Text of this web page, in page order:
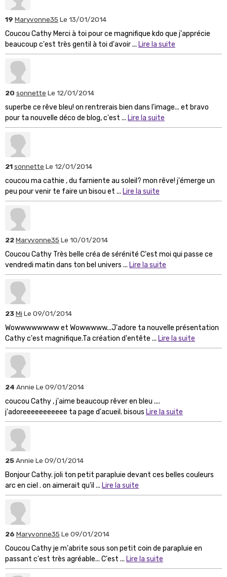
19 Maryvonne35 Le 13/01/2014
Coucou Cathy Merci à toi pour ce magnifique kdo que j'apprécie
beaucoup c'est très gentil à toi d'avoir ... Lire la suite
20 sonnette Le 12/01/2014
superbe ce rêve bleu! on rentrerais bien dans l'image... et bravo
pour ta nouvelle déco de blog, c'est ... Lire la suite
21sonnette Le 12/01/2014
coucou ma cathie , du farniente au soleil? mon rêve! j'émerge un
peu pour venir te faire un bisou et ... Lire la suite
22Maryvonne35 Le 10/01/2014
Coucou Cathy Très belle créa de sérénité C'est moi qui passe ce
vendredi matin dans ton bel univers ... Lire la suite
23Mi Le 09/01/2014
Wowwwwwwww et Wowwwww...J'adore ta nouvelle présentation
Cathy c'est magnifique.Ta création d'entête ... Lire la suite
24 Annie Le 09/01/2014
coucou Cathy , j'aime beaucoup rêver en bleu ....
j'adoreeeeeeeeeee ta page d'acueil. bisous Lire la suite
25Annie Le 09/01/2014
Bonjour Cathy. joli ton petit parapluie devant ces belles couleurs
arc en ciel . on aimerait qu'il ... Lire la suite
26 Maryvonne35 Le 09/01/2014
Coucou Cathy je m'abrite sous son petit coin de parapluie en
passant c'est très agréable... C'est ... Lire la suite